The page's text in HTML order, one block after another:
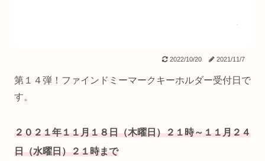
2022/10/20 2021/11/7
第１４弾！ファインドミーマークキーホルダー受付日で
す。
２０２１年１１月１８日（木曜日）２１時～１１月２４
日（水曜日）２１時まで